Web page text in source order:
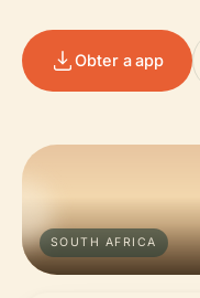
Obter a app
SOUTH AFRICA